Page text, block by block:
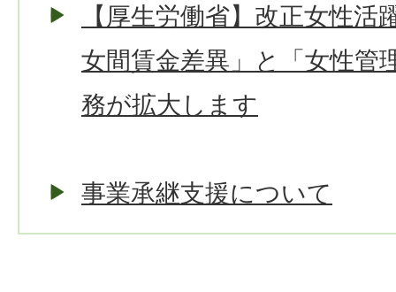
【厚生労働省】改正女性
女間賃金差異」と「女性管
務が拡大します
事業承継支援について